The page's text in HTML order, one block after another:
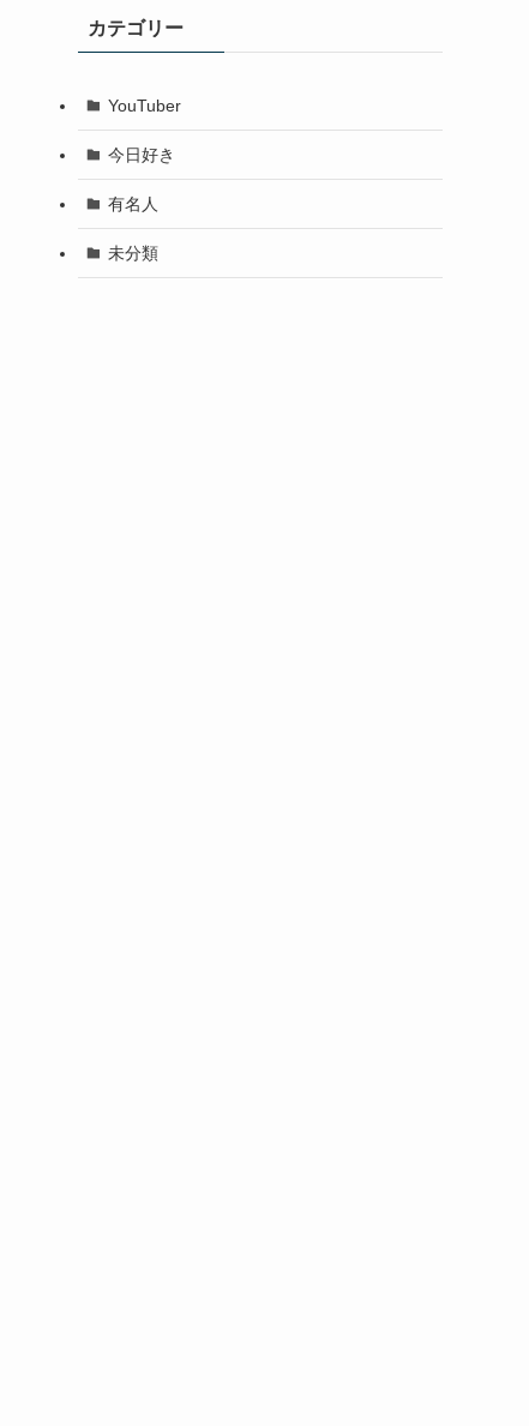
カテゴリー
YouTuber
今日好き
有名人
未分類